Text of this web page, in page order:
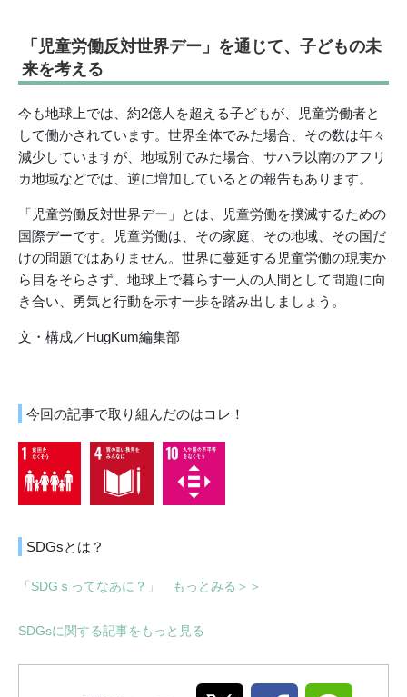
「児童労働反対世界デー」を通じて、子どもの未
来を考える
今も地球上では、約2億人を超える子どもが、児童労働者と
して働かされています。世界全体でみた場合、その数は年々
減少していますが、地域別でみた場合、サハラ以南のアフリ
カ地域などでは、逆に増加しているとの報告もあります。
「児童労働反対世界デー」とは、児童労働を撲滅するための
国際デーです。児童労働は、その家庭、その地域、その国だ
けの問題ではありません。世界に蔓延する児童労働の現実か
ら目をそらさず、地球上で暮らす一人の人間として問題に向
き合い、勇気と行動を示す一歩を踏み出しましょう。
文・構成／HugKum編集部
今回の記事で取り組んだのはコレ！
SDGsとは？
「SDGｓってなあに？」 もっとみる＞＞
SDGsに関する記事をもっと見る